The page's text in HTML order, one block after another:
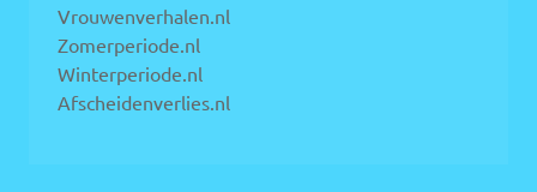
Vrouwenverhalen.nl
Zomerperiode.nl
Winterperiode.nl
Afscheidenverlies.nl